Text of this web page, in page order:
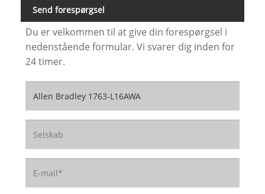
Send forespørgsel
Du er velkommen til at give din forespørgsel i
nedenstående formular. Vi svarer dig inden for
24 timer.